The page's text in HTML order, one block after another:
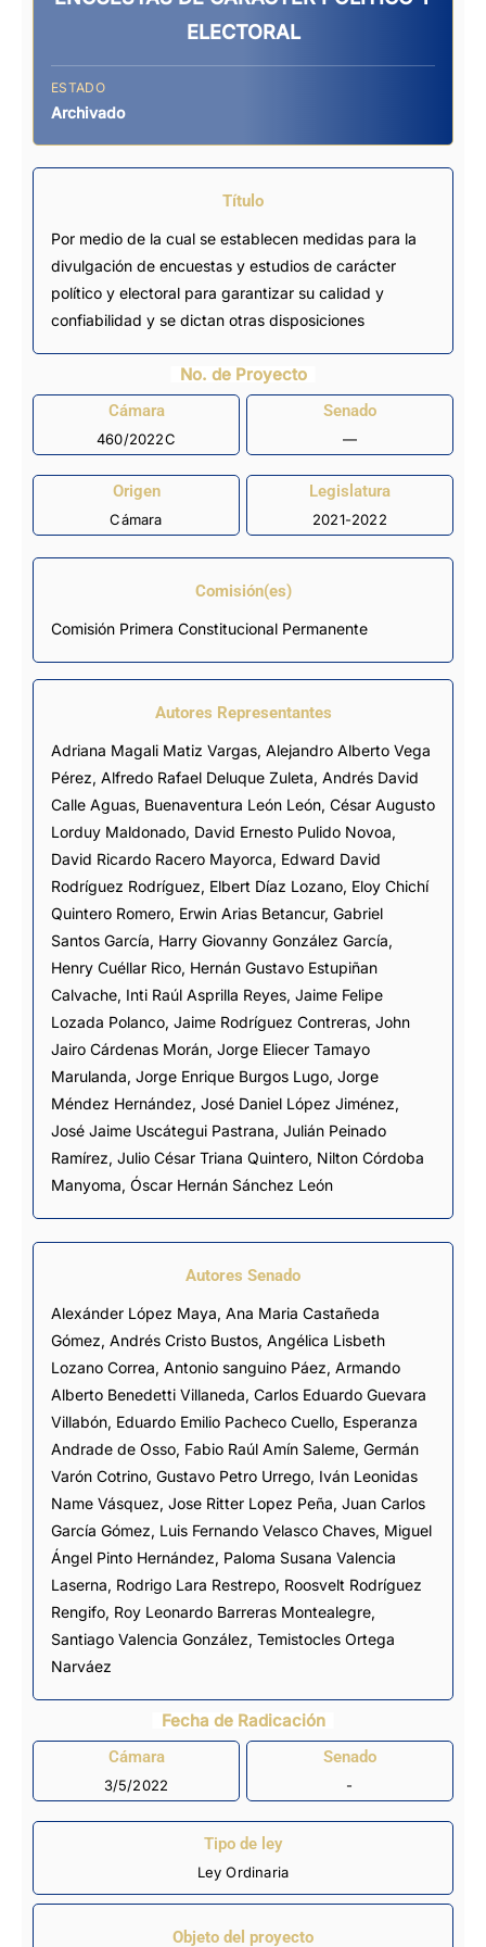
ELECTORAL
ESTADO
Archivado
Título
Por medio de la cual se establecen medidas para la
divulgación de encuestas y estudios de carácter
político y electoral para garantizar su calidad y
confiabilidad y se dictan otras disposiciones
No. de Proyecto
Cámara
460/2022C
Senado
—
Origen
Cámara
Legislatura
2021-2022
Comisión(es)
Comisión Primera Constitucional Permanente
Autores Representantes
Adriana Magali Matiz Vargas, Alejandro Alberto Vega
Pérez, Alfredo Rafael Deluque Zuleta, Andrés David
Calle Aguas, Buenaventura León León, César Augusto
Lorduy Maldonado, David Ernesto Pulido Novoa,
David Ricardo Racero Mayorca, Edward David
Rodríguez Rodríguez, Elbert Díaz Lozano, Eloy Chichí
Quintero Romero, Erwin Arias Betancur, Gabriel
Santos García, Harry Giovanny González García,
Henry Cuéllar Rico, Hernán Gustavo Estupiñan
Calvache, Inti Raúl Asprilla Reyes, Jaime Felipe
Lozada Polanco, Jaime Rodríguez Contreras, John
Jairo Cárdenas Morán, Jorge Eliecer Tamayo
Marulanda, Jorge Enrique Burgos Lugo, Jorge
Méndez Hernández, José Daniel López Jiménez,
José Jaime Uscátegui Pastrana, Julián Peinado
Ramírez, Julio César Triana Quintero, Nilton Córdoba
Manyoma, Óscar Hernán Sánchez León
Autores Senado
Alexánder López Maya, Ana Maria Castañeda
Gómez, Andrés Cristo Bustos, Angélica Lisbeth
Lozano Correa, Antonio sanguino Páez, Armando
Alberto Benedetti Villaneda, Carlos Eduardo Guevara
Villabón, Eduardo Emilio Pacheco Cuello, Esperanza
Andrade de Osso, Fabio Raúl Amín Saleme, Germán
Varón Cotrino, Gustavo Petro Urrego, Iván Leonidas
Name Vásquez, Jose Ritter Lopez Peña, Juan Carlos
García Gómez, Luis Fernando Velasco Chaves, Miguel
Ángel Pinto Hernández, Paloma Susana Valencia
Laserna, Rodrigo Lara Restrepo, Roosvelt Rodríguez
Rengifo, Roy Leonardo Barreras Montealegre,
Santiago Valencia González, Temistocles Ortega
Narváez
Fecha de Radicación
Cámara
3/5/2022
Senado
-
Tipo de ley
Ley Ordinaria
Objeto del proyecto